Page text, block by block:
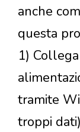
anche
questa
1)
tramite
troppi